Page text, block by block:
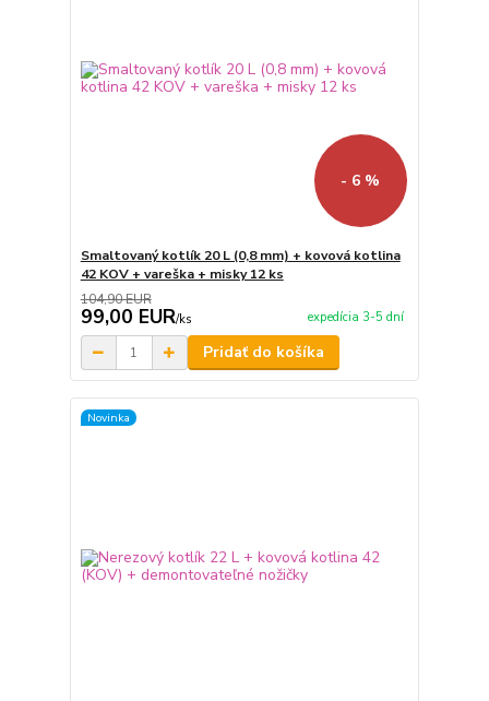
- 6 %
Smaltovaný kotlík 20 L (0,8 mm) + kovová kotlina
42 KOV + vareška + misky 12 ks
104,90 EUR
99,00 EUR/ks expedícia 3-5 dní
Pridať do košíka
Novinka